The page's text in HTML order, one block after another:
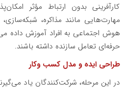
کارآفرینی بدون ارتباط مؤثر
مهارت‌هایی مانند مذاکره،
هوش اجتماعی به افراد آموزش داده
حرفه‌ای تعامل سازنده داشته باشند.
طراحی ایده و مدل کسب‌ وکار
در این مرحله، شرکت‌کنندگان یاد